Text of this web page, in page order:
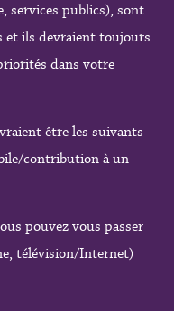
services publics), sont
et ils devraient toujours
dans votre
être les suivants
contribution à un
pouvez vous passer
télévision/Internet)